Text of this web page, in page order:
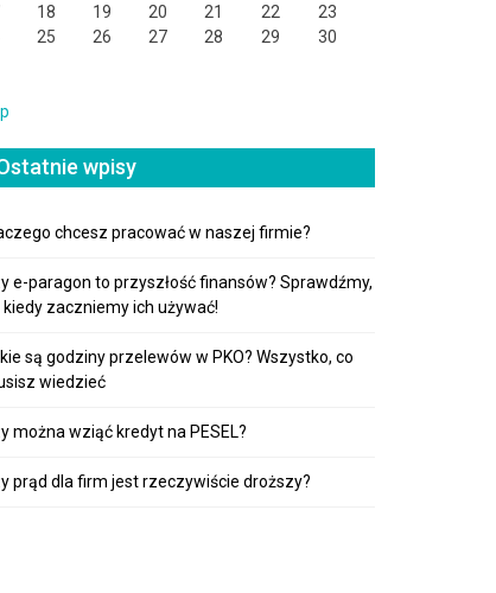
18 19 20 21 22
23
25 26 27 28 29
30
wpisy
chcesz pracować w naszej firmie?
e-paragon to przyszłość finansów? Sprawdźmy,
kiedy zaczniemy ich używać!
są godziny przelewów w PKO? Wszystko, co
wiedzieć
można wziąć kredyt na PESEL?
prąd dla firm jest rzeczywiście droższy?